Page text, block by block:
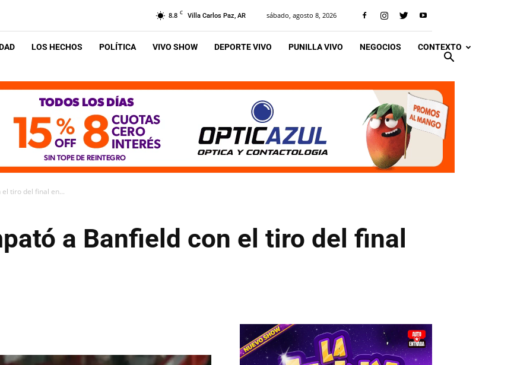
8.8 C Villa Carlos Paz, AR sábado, agosto 8, 2026
LOS HECHOS POLÍTICA VIVO SHOW DEPORTE VIVO PUNILLA VIVO NEGOCIOS CONTEXTO
tiro del final en...
a Banfield con el tiro del final